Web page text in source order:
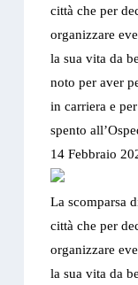
città che per
organizzare
la sua vita da
noto per aver
in carriera e
spento
14 Febbraio
La scomparsa
città che per
organizzare
la sua vita da